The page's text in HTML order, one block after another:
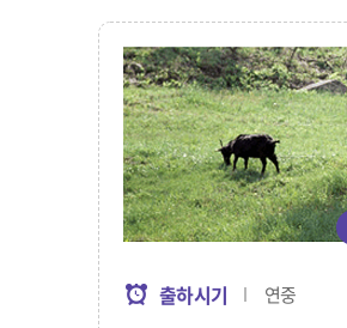
출하시기 연중